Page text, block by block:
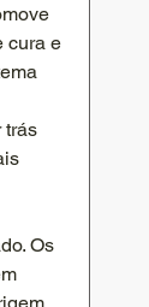
cura e
trás
Os